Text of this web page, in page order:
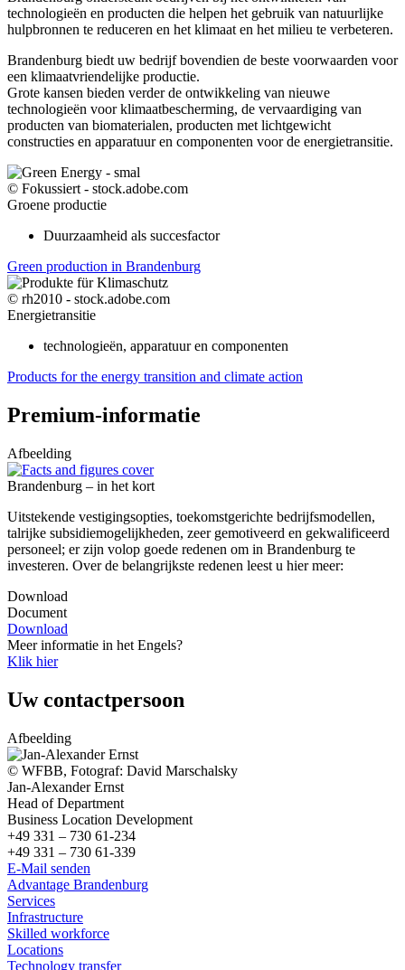
technologieën en producten die helpen het gebruik van natuurlijke
hulpbronnen te reduceren en het klimaat en het milieu te verbeteren.
Brandenburg biedt uw bedrijf bovendien de beste voorwaarden voor
een klimaatvriendelijke productie.
Grote kansen bieden verder de ontwikkeling van nieuwe
technologieën voor klimaatbescherming, de vervaardiging van
producten van biomaterialen, producten met lichtgewicht
constructies en apparatuur en componenten voor de energietransitie.
© Fokussiert - stock.adobe.com
Groene productie
Duurzaamheid als succesfactor
Green production in Brandenburg
© rh2010 - stock.adobe.com
Energietransitie
technologieën, apparatuur en componenten
Products for the energy transition and climate action
Premium-informatie
Afbeelding
Brandenburg – in het kort
Uitstekende vestigingsopties, toekomstgerichte bedrijfsmodellen,
talrijke subsidiemogelijkheden, zeer gemotiveerd en gekwalificeerd
personeel; er zijn volop goede redenen om in Brandenburg te
investeren. Over de belangrijkste redenen leest u hier meer:
Download
Document
Download
Meer informatie in het Engels?
Klik hier
Uw contactpersoon
Afbeelding
© WFBB, Fotograf: David Marschalsky
Jan-Alexander Ernst
Head of Department
Business Location Development
+49 331 – 730 61-234
+49 331 – 730 61-339
E-Mail senden
Advantage Brandenburg
Services
Infrastructure
Skilled workforce
Locations
Technology transfer